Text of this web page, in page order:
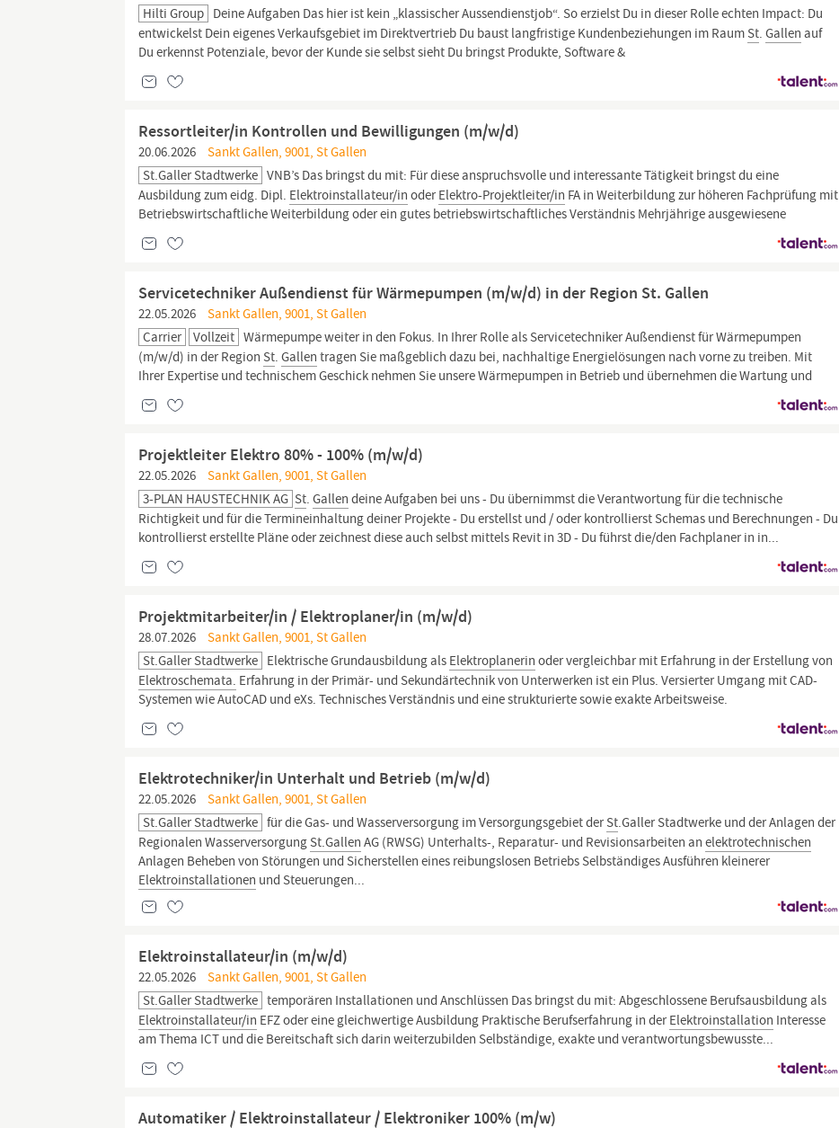
Hilti Group Deine Aufgaben Das hier ist kein „klassischer Aussendienstjob“. So erzielst Du in dieser Rolle echten Impact: Du
entwickelst Dein eigenes Verkaufsgebiet im Direktvertrieb Du baust langfristige Kundenbeziehungen im Raum St.Gallen auf
Du erkennst Potenziale, bevor der Kunde sie selbst sieht Du bringst Produkte, Software &
Ressortleiter/in Kontrollen und Bewilligungen (m/w/d)
20.06.2026
Sankt Gallen, 9001, St Gallen
St.Galler Stadtwerke VNB’s Das bringst du mit: Für diese anspruchsvolle und interessante Tätigkeit bringst du eine
Ausbildung zum eidg. Dipl. Elektroinstallateur/in oderElektro-Projektleiter/in FA in Weiterbildung zur höheren Fachprüfung mit
Betriebswirtschaftliche Weiterbildung oder ein gutes betriebswirtschaftliches Verständnis Mehrjährige ausgewiesene
Servicetechniker Außendienst für Wärmepumpen (m/w/d) in der Region St. Gallen
22.05.2026
Sankt Gallen, 9001, St Gallen
Carrier
Vollzeit Wärmepumpe weiter in den Fokus. In Ihrer Rolle als Servicetechniker Außendienst für Wärmepumpen
(m/w/d) in der Region St.Gallen tragen Sie maßgeblich dazu bei, nachhaltige Energielösungen nach vorne zu treiben. Mit
Ihrer Expertise und technischem Geschick nehmen Sie unsere Wärmepumpen in Betrieb und übernehmen die Wartung und
Projektleiter Elektro 80% - 100% (m/w/d)
22.05.2026
Sankt Gallen, 9001, St Gallen
3-PLAN HAUSTECHNIK AG St.Gallen deine Aufgaben bei uns - Du übernimmst die Verantwortung für die technische
Richtigkeit und für die Termineinhaltung deiner Projekte - Du erstellst und / oder kontrollierst Schemas und Berechnungen - Du
kontrollierst erstellte Pläne oder zeichnest diese auch selbst mittels Revit in 3D - Du führst die/den Fachplaner in in...
Projektmitarbeiter/in / Elektroplaner/in (m/w/d)
28.07.2026
Sankt Gallen, 9001, St Gallen
St.Galler Stadtwerke Elektrische Grundausbildung als Elektroplanerin oder vergleichbar mit Erfahrung in der Erstellung von
Elektroschemata. Erfahrung in der Primär- und Sekundärtechnik von Unterwerken ist ein Plus. Versierter Umgang mit CAD-
Systemen wie AutoCAD und eXs. Technisches Verständnis und eine strukturierte sowie exakte Arbeitsweise.
Elektrotechniker/in Unterhalt und Betrieb (m/w/d)
22.05.2026
Sankt Gallen, 9001, St Gallen
St.Galler Stadtwerke für die Gas- und Wasserversorgung im Versorgungsgebiet derSt.Galler Stadtwerke und der Anlagen der
Regionalen Wasserversorgung St.Gallen AG (RWSG) Unterhalts-, Reparatur- und Revisionsarbeiten anelektrotechnischen
Anlagen Beheben von Störungen und Sicherstellen eines reibungslosen Betriebs Selbständiges Ausführen kleinerer
Elektroinstallationen und Steuerungen...
Elektroinstallateur/in (m/w/d)
22.05.2026
Sankt Gallen, 9001, St Gallen
St.Galler Stadtwerke temporären Installationen und Anschlüssen Das bringst du mit: Abgeschlossene Berufsausbildung als
Elektroinstallateur/in EFZ oder eine gleichwertige Ausbildung Praktische Berufserfahrung in derElektroinstallation Interesse
am Thema ICT und die Bereitschaft sich darin weiterzubilden Selbständige, exakte und verantwortungsbewusste...
Automatiker / Elektroinstallateur / Elektroniker 100% (m/w)